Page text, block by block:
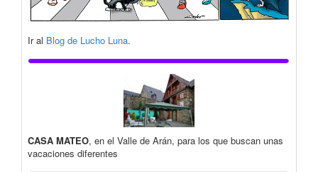
Ir al Blog de Lucho Luna.
CASA MATEO, en el Valle de Arán, para los que buscan unas
vacaciones diferentes